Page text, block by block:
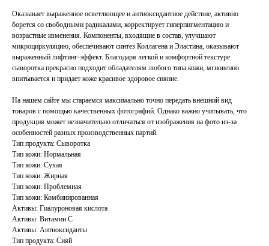
Оказывает выраженное осветляющее и антиоксидантное действие, активно
борется со свободными радикалами, корректирует гиперпигментацию и
возрастные изменения. Компоненты, входящие в состав, улучшают
микроциркуляцию, обеспечивают синтез Коллагена и Эластина, оказывают
выраженный лифтинг-эффект. Благодаря легкой и комфортной текстуре
сыворотка прекрасно подходит обладателям любого типа кожи, мгновенно
впитывается и придает коже красивое здоровое сияние.
На нашем сайте мы стараемся максимально точно передать внешний вид
товаров с помощью качественных фотографий. Однако важно учитывать, что
продукция может незначительно отличаться от изображения на фото из-за
особенностей разных производственных партий.
Тип продукта: Сыворотка
Тип кожи: Нормальная
Тип кожи: Сухая
Тип кожи: Жирная
Тип кожи: Проблемная
Тип кожи: Комбинированная
Активы: Гиалуроновая кислота
Активы: Витамин С
Активы: Антиоксиданты
Тип продукта: Сияй